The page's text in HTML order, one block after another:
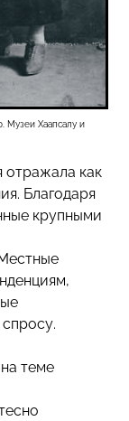
Музеи Хаапсалу и
отражала как
Благодаря
крупными
теме